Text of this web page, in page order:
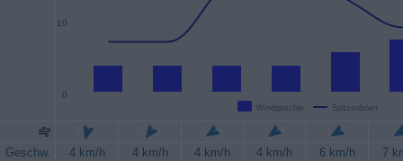
Windgeschw. Spitzenböen
0
10
Geschw. 4 km/h 4 km/h 4 km/h 4 km/h 6 km/h
7